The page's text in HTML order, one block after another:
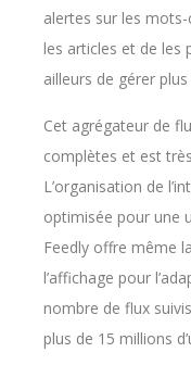
alertes sur les
les articles et de les
ailleurs de gérer
Cet agrégateur de
complètes et est
L’organisation de
optimisée pour une
Feedly offre même
l’affichage pour
nombre de flux
plus de 15 millions